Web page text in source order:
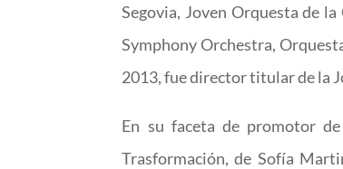
Segovia, Joven Orquesta de
Symphony Orchestra,
2013, fue director titular de la
En su faceta de promotor
Trasformación, de Sofía